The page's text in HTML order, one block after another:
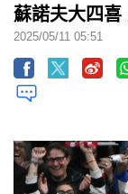
蘇諾夫大四喜
2025/05/11 05:51